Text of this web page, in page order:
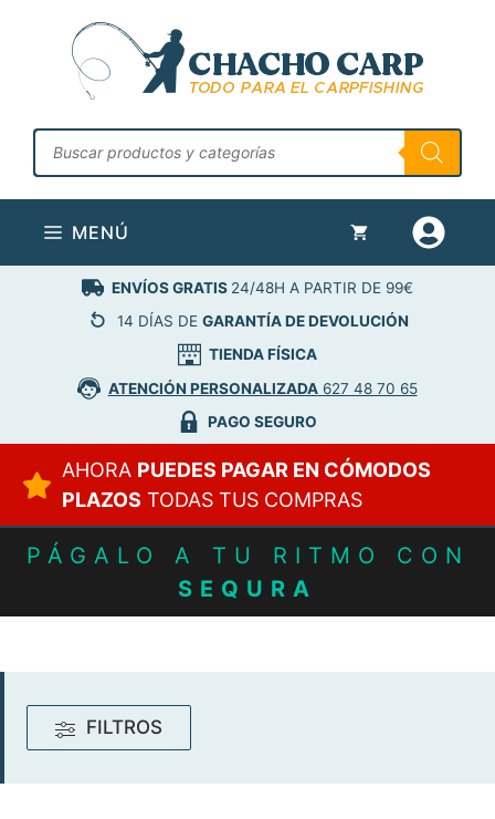
contenido
Búsqueda
de
productos
MENÚ
ENVÍOS GRATIS 24/48H A PARTIR DE 99€
14 DÍAS DE GARANTÍA DE DEVOLUCIÓN
TIENDA FÍSICA
ATENCIÓN PERSONALIZADA627 48 70 65
PAGO SEGURO
AHORA PUEDES PAGAR EN CÓMODOS
PLAZOS TODAS TUS COMPRAS
PÁGALO A TU RITMO CON
SEQURA
FILTROS